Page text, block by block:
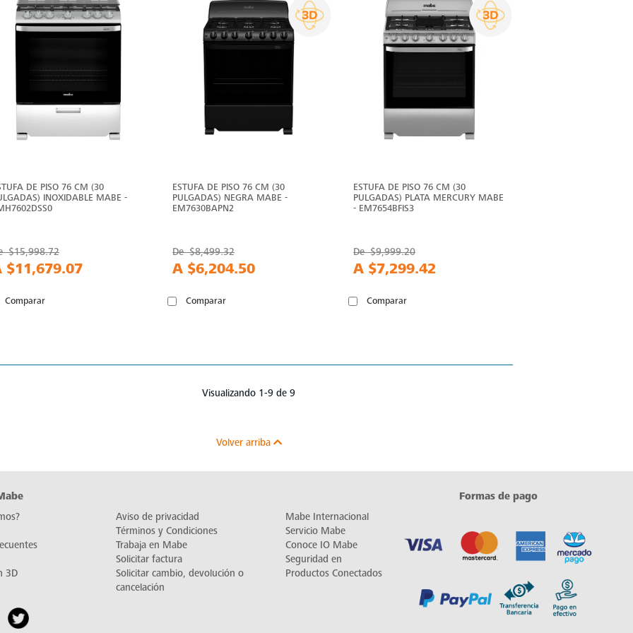
DE PISO 76 CM (30
INOXIDABLE MABE -
$15,998.72
$11,679.07
Comparar
ESTUFA DE PISO 76 CM (30
PULGADAS) NEGRA MABE -
EM7630BAPN2
De$8,499.32
A $6,204.50
Comparar
ESTUFA DE PISO 76 CM (30
PULGADAS) PLATA MERCURY MABE
- EM7654BFIS3
De$9,999.20
A $7,299.42
Comparar
Visualizando 1-9 de 9
Volver arriba
3D
Aviso de privacidad
Términos y Condiciones
Trabaja en Mabe
Solicitar factura
Solicitar cambio, devolución o
cancelación
Mabe Internacional
Servicio Mabe
Conoce IO Mabe
Seguridad en
Productos Conectados
Formas de pago